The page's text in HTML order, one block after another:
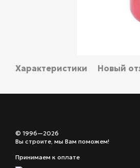
Характеристики Новый
© 1996—2026
Вы строите, мы Вам поможем!
Принимаем к оплате